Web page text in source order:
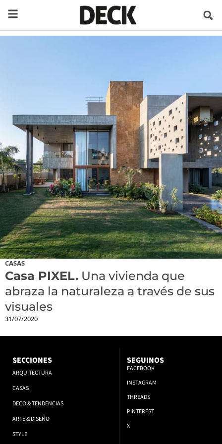
CASAS
Casa PIXEL. Una vivienda que
abraza la naturaleza a través de sus
visuales
31/07/2020
SECCIONES
ARQUITECTURA
CASAS
DECO & TENDENCIAS
ARTE & DISEÑO
STYLE
SEGUINOS
FACEBOOK
INSTAGRAM
THREADS
PINTEREST
X